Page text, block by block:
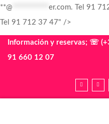
**@ er.com. Tel 91
Tel 91 712 37 47" />
Información y reservas; ☏
91 660 12 07